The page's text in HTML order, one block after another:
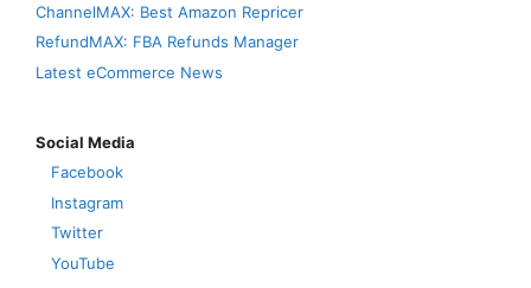
ChannelMAX: Best Amazon Repricer
RefundMAX: FBA Refunds Manager
Latest eCommerce News
Social Media
Facebook
Instagram
Twitter
YouTube